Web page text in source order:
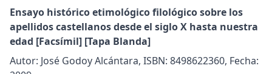
Ensayo histórico etimológico filológico sobre los
apellidos castellanos desde el siglo X hasta nuestra
edad [Facsímil] [Tapa Blanda]
Autor: José Godoy Alcántara, ISBN: 8498622360, Fecha: